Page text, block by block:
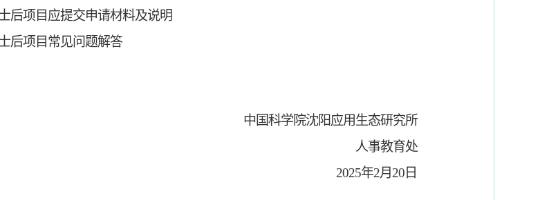
后项目应提交申请材料及说明
后项目常见问题解答
中国科学院沈阳应用生态研究所
人事教育处
2025年2月 20日